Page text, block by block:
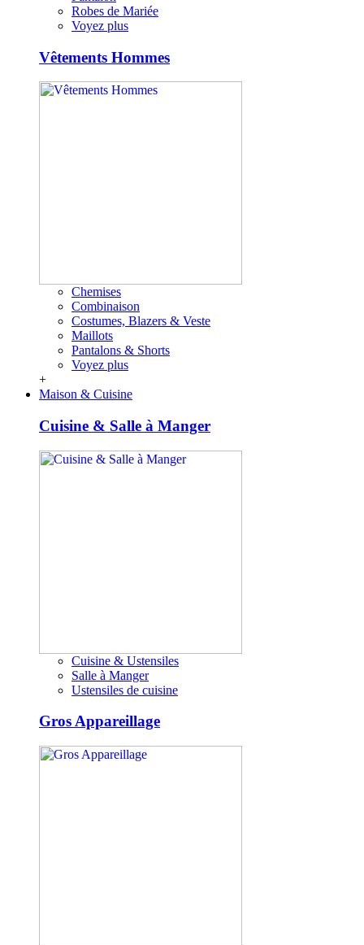
Robes de Mariée
Voyez plus
Vêtements Hommes
Chemises
Combinaison
Costumes, Blazers & Veste
Maillots
Pantalons & Shorts
Voyez plus
+
Maison & Cuisine
Cuisine & Salle à Manger
Cuisine & Ustensiles
Salle à Manger
Ustensiles de cuisine
Gros Appareillage